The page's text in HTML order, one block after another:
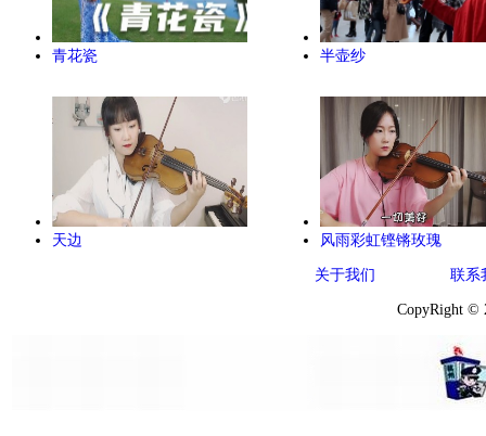
青花瓷 半壶纱
天边 风雨彩虹铿锵玫瑰
关于我们 联系
CopyRight ©